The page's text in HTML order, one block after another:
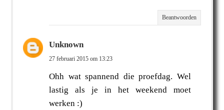
Beantwoorden
Unknown
27 februari 2015 om 13:23
Ohh wat spannend die proefdag. Wel
lastig als je in het weekend moet
werken :)